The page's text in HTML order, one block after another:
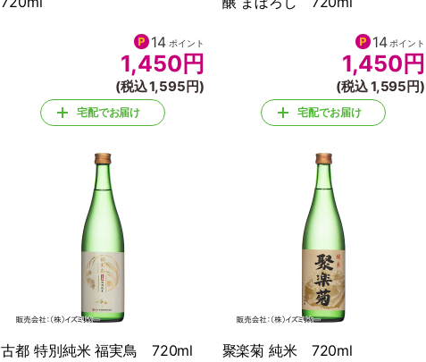
14 ポイント
1,450 円
(税込 1,595円)
宅配でお届け
14 ポイント
1,450 円
(税込 1,595円)
宅配でお届け
古都 特別純米 福実鳥 720ml 聚楽菊 純米 720ml